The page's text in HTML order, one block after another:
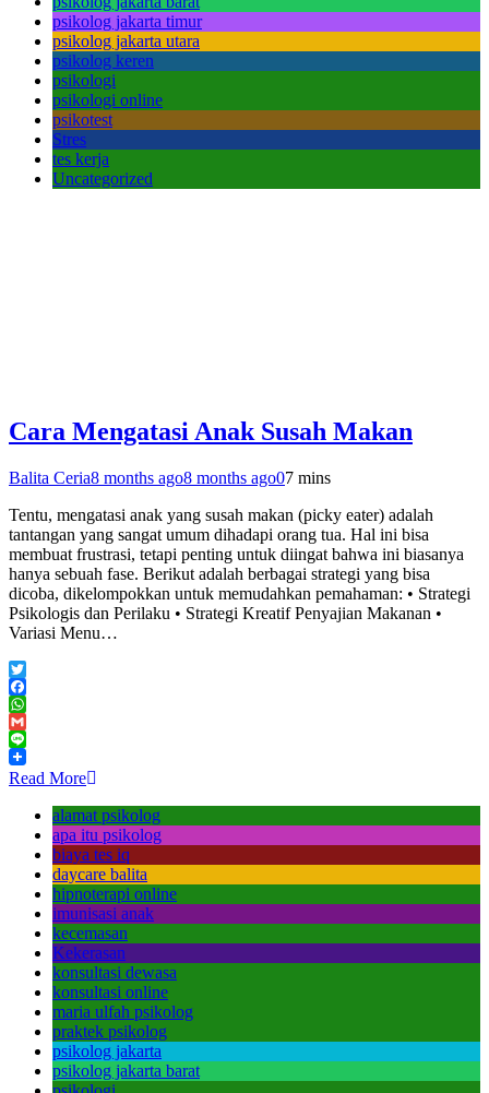
psikolog jakarta timur
psikolog jakarta utara
psikolog keren
psikologi
psikologi online
psikotest
Stres
tes kerja
Uncategorized
Cara Mengatasi Anak Susah Makan
Balita Ceria8 months ago8 months ago07 mins
Tentu, mengatasi anak yang susah makan (picky eater) adalah
tantangan yang sangat umum dihadapi orang tua. Hal ini bisa
membuat frustrasi, tetapi penting untuk diingat bahwa ini biasanya
hanya sebuah fase. Berikut adalah berbagai strategi yang bisa
dicoba, dikelompokkan untuk memudahkan pemahaman: • Strategi
Psikologis dan Perilaku • Strategi Kreatif Penyajian Makanan •
Variasi Menu…
Twitter
Facebook
WhatsApp
Gmail
Line
Read More
alamat psikolog
apa itu psikolog
biaya tes iq
daycare balita
hipnoterapi online
imunisasi anak
kecemasan
Kekerasan
konsultasi dewasa
konsultasi online
maria ulfah psikolog
praktek psikolog
psikolog jakarta
psikolog jakarta barat